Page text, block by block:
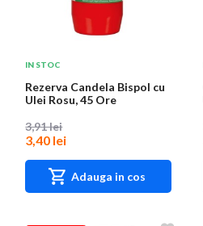
IN STOC
Rezerva Candela Bispol cu
Ulei Rosu, 45 Ore
3,91 lei
3,40 lei
Adauga in cos